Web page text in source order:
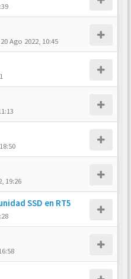
20 Ago 2022, 10:45
19:26
SSD en RT5